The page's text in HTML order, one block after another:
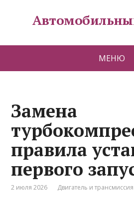
МЕНЮ
Замена
правила
первого
2 июля 2026 Двигатель и трансмиссия